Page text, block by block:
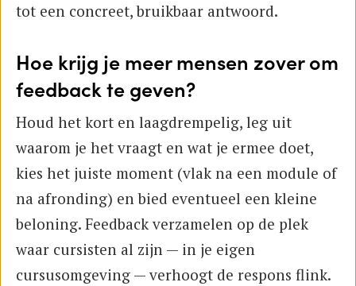
tot een concreet, bruikbaar antwoord.
Hoe krijg je meer mensen zover om
feedback te geven?
Houd het kort en laagdrempelig, leg uit
waarom je het vraagt en wat je ermee doet,
kies het juiste moment (vlak na een module of
na afronding) en bied eventueel een kleine
beloning. Feedback verzamelen op de plek
waar cursisten al zijn — in je eigen
cursusomgeving — verhoogt de respons flink.